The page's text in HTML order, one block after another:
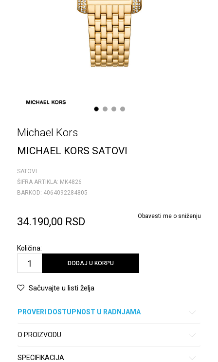
1 2 3 4
Michael Kors
MICHAEL KORS SATOVI
SATOVI
ŠIFRA ARTIKLA: MK4826
BARKOD: 4064092284805
34.190,00 RSD Obavesti me o sniženju
Količina:
DODAJ U KORPU
Sačuvajte u listi želja
PROVERI DOSTUPNOST U RADNJAMA
O PROIZVODU
SPECIFIKACIJA